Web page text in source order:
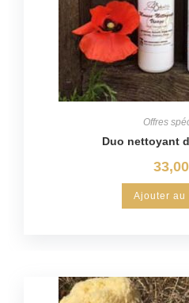
Offres
Duo nettoyant
33,00
Ajouter au